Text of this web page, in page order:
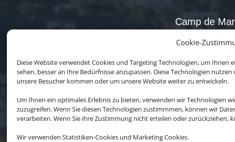
Cookie-
Diese Website verwendet Cookies und Targeting Technologien, um
sehen, besser an Ihre Bedürfnisse anzupassen. Diese Technologien
unsere Besucher kommen oder um unsere Website weiter zu entwickeln.
Um Ihnen ein optimales Erlebnis zu bieten, verwenden wir Technologien
zuzugreifen. Wenn Sie diesen Technologien zustimmmen, können wir
verarbeiten. Wenn Sie ihre Zustimmung nicht erteilen oder
Wir verwenden Statistiken-Cookies und Marketing Cookies.
Camp de
ab 762
7 Nächte im